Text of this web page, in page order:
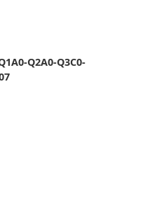
Q2A0-Q3C0-